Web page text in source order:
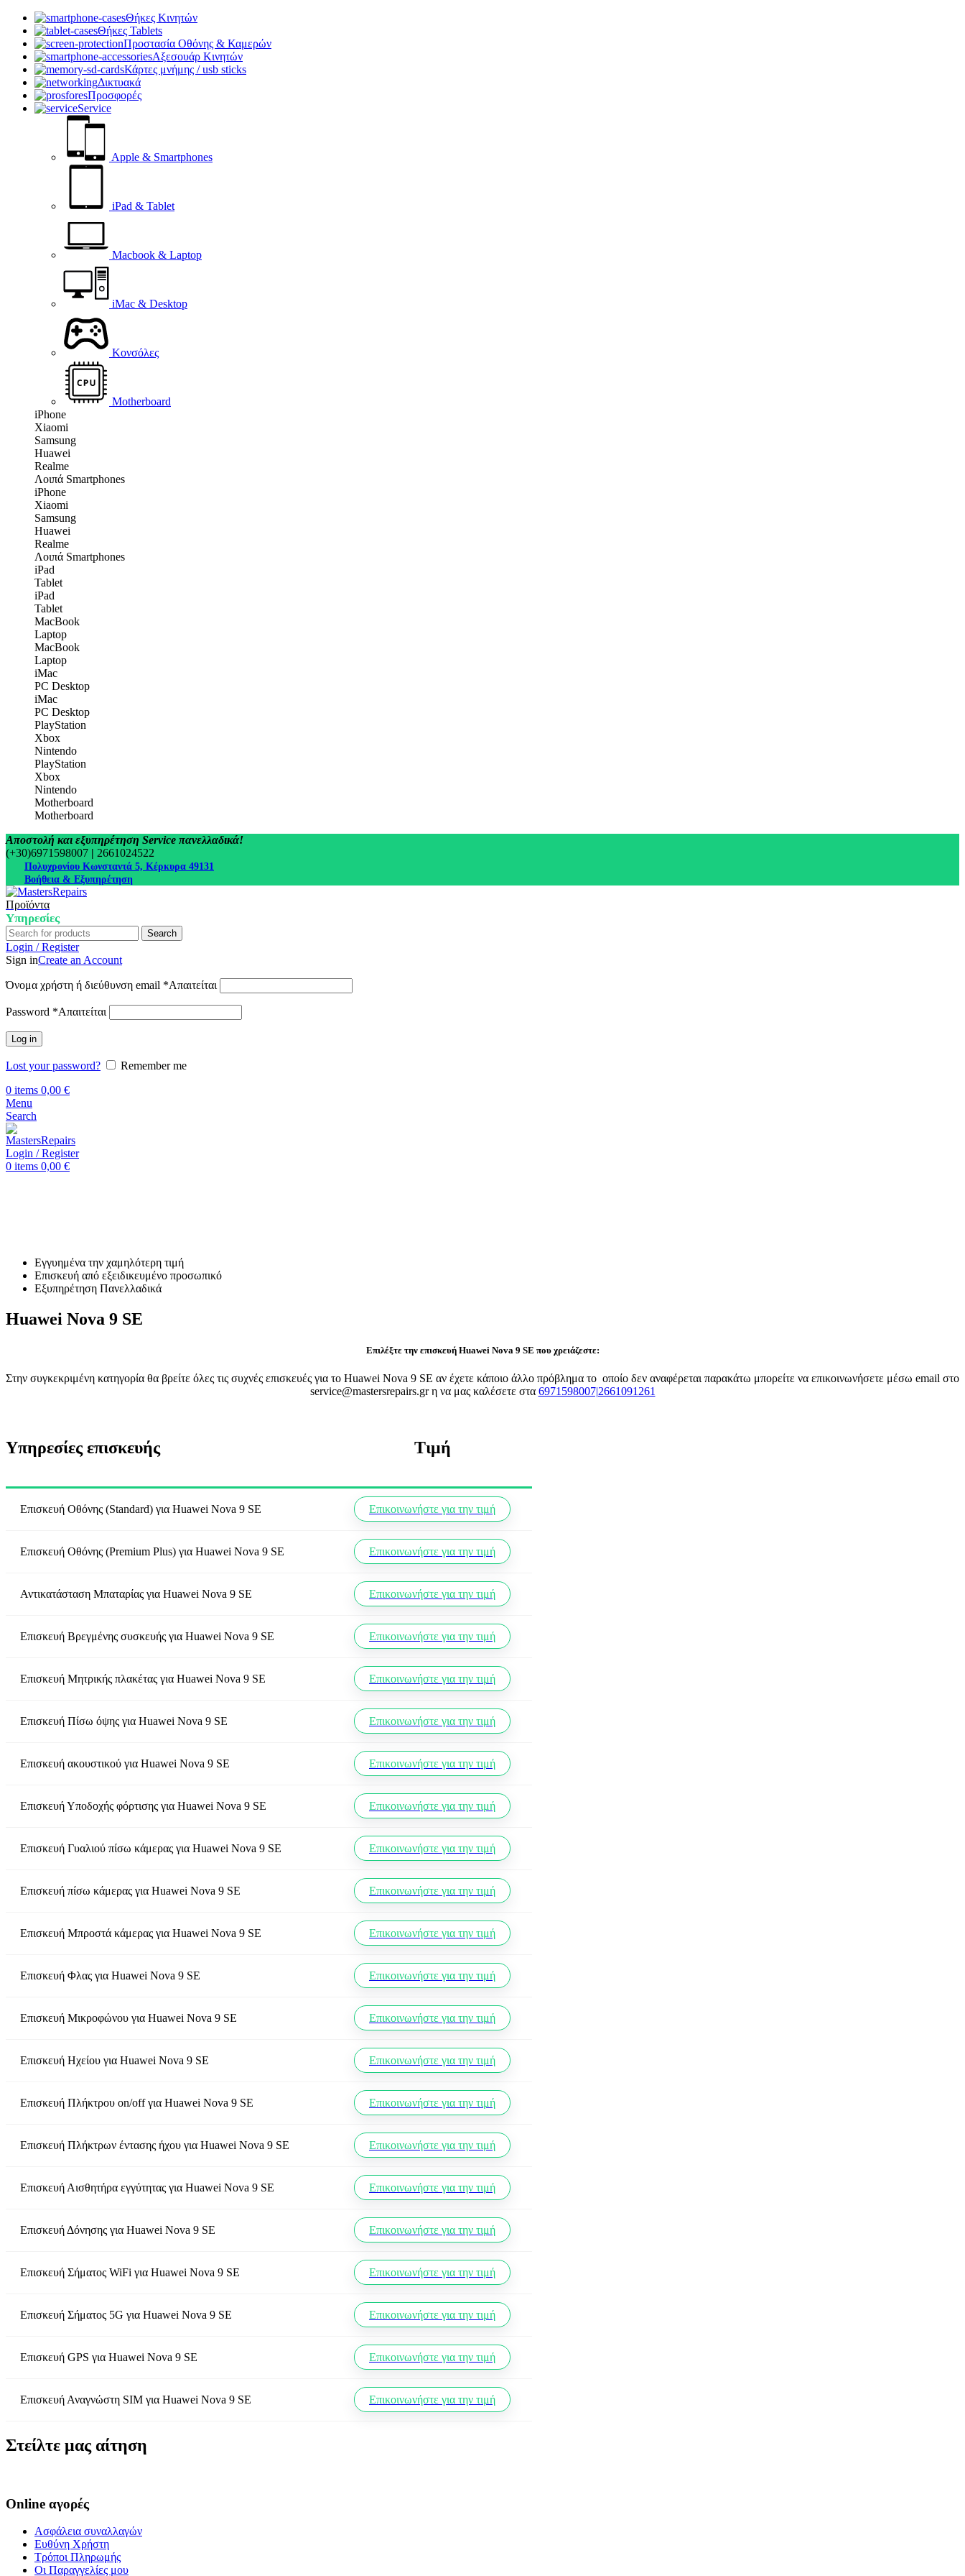
Θήκες Κινητών
Θήκες Tablets
Προστασία Οθόνης & Καμερών
Αξεσουάρ Κινητών
Κάρτες μνήμης / usb sticks
Δικτυακά
Προσφορές
Service
Apple & Smartphones
iPad & Tablet
Macbook & Laptop
iMac & Desktop
Κονσόλες
Motherboard
iPhone
Xiaomi
Samsung
Huawei
Realme
Λοιπά Smartphones
iPhone
Xiaomi
Samsung
Huawei
Realme
Λοιπά Smartphones
iPad
Tablet
iPad
Tablet
MacBook
Laptop
MacBook
Laptop
iMac
PC Desktop
iMac
PC Desktop
PlayStation
Xbox
Nintendo
PlayStation
Xbox
Nintendo
Motherboard
Motherboard
Αποστολή και εξυπηρέτηση Service πανελλαδικά!
(+30)6971598007 | 2661024522
Πολυχρονίου Κωνσταντά 5, Κέρκυρα 49131
Βοήθεια & Εξυπηρέτηση
Προϊόντα
Υπηρεσίες
Search
Login / Register
Sign inCreate an Account
Όνομα χρήστη ή διεύθυνση email *Απαιτείται
Password *Απαιτείται
Log in
Lost your password?
Remember me
0 items 0,00 €
Menu
Search
Login / Register
0 items 0,00 €
Εγγυημένα την χαμηλότερη τιμή
Επισκευή από εξειδικευμένο προσωπικό
Εξυπηρέτηση Πανελλαδικά
Huawei Nova 9 SE
Επιλέξτε την επισκευή Huawei Nova 9 SE που χρειάζεστε:
Στην συγκεκριμένη κατηγορία θα βρείτε όλες τις συχνές επισκευές για το Huawei Nova 9 SE αν έχετε κάποιο άλλο πρόβλημα το οποίο δεν αναφέρεται παρακάτω μπορείτε να επικοινωνήσετε μέσω email στο
service@mastersrepairs.gr η να μας καλέσετε στα 6971598007|2661091261
Υπηρεσίες επισκευής Τιμή
Επισκευή Οθόνης (Standard) για Huawei Nova 9 SE Επικοινωνήστε για την τιμή
Επισκευή Οθόνης (Premium Plus) για Huawei Nova 9 SE Επικοινωνήστε για την τιμή
Αντικατάσταση Μπαταρίας για Huawei Nova 9 SE Επικοινωνήστε για την τιμή
Επισκευή Βρεγμένης συσκευής για Huawei Nova 9 SE Επικοινωνήστε για την τιμή
Επισκευή Μητρικής πλακέτας για Huawei Nova 9 SE Επικοινωνήστε για την τιμή
Επισκευή Πίσω όψης για Huawei Nova 9 SE Επικοινωνήστε για την τιμή
Επισκευή ακουστικού για Huawei Nova 9 SE Επικοινωνήστε για την τιμή
Επισκευή Υποδοχής φόρτισης για Huawei Nova 9 SE Επικοινωνήστε για την τιμή
Επισκευή Γυαλιού πίσω κάμερας για Huawei Nova 9 SE Επικοινωνήστε για την τιμή
Επισκευή πίσω κάμερας για Huawei Nova 9 SE Επικοινωνήστε για την τιμή
Επισκευή Μπροστά κάμερας για Huawei Nova 9 SE Επικοινωνήστε για την τιμή
Επισκευή Φλας για Huawei Nova 9 SE Επικοινωνήστε για την τιμή
Επισκευή Μικροφώνου για Huawei Nova 9 SE Επικοινωνήστε για την τιμή
Επισκευή Ηχείου για Huawei Nova 9 SE Επικοινωνήστε για την τιμή
Επισκευή Πλήκτρου on/offγια Huawei Nova 9 SE Επικοινωνήστε για την τιμή
Επισκευή Πλήκτρων έντασης ήχου για Huawei Nova 9 SE Επικοινωνήστε για την τιμή
Επισκευή Αισθητήρα εγγύτητας για Huawei Nova 9 SE Επικοινωνήστε για την τιμή
Επισκευή Δόνησης για Huawei Nova 9 SE Επικοινωνήστε για την τιμή
Επισκευή Σήματος WiFi για Huawei Nova 9 SE Επικοινωνήστε για την τιμή
Επισκευή Σήματος 5G για Huawei Nova 9 SE Επικοινωνήστε για την τιμή
Επισκευή GPS για Huawei Nova 9 SE Επικοινωνήστε για την τιμή
Επισκευή Αναγνώστη SIM για Huawei Nova 9 SE Επικοινωνήστε για την τιμή
Στείλτε μας αίτηση
Online αγορές
Ασφάλεια συναλλαγών
Ευθύνη Χρήστη
Τρόποι Πληρωμής
Οι Παραγγελίες μου